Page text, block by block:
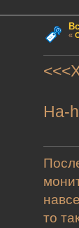
«
Ha-
то